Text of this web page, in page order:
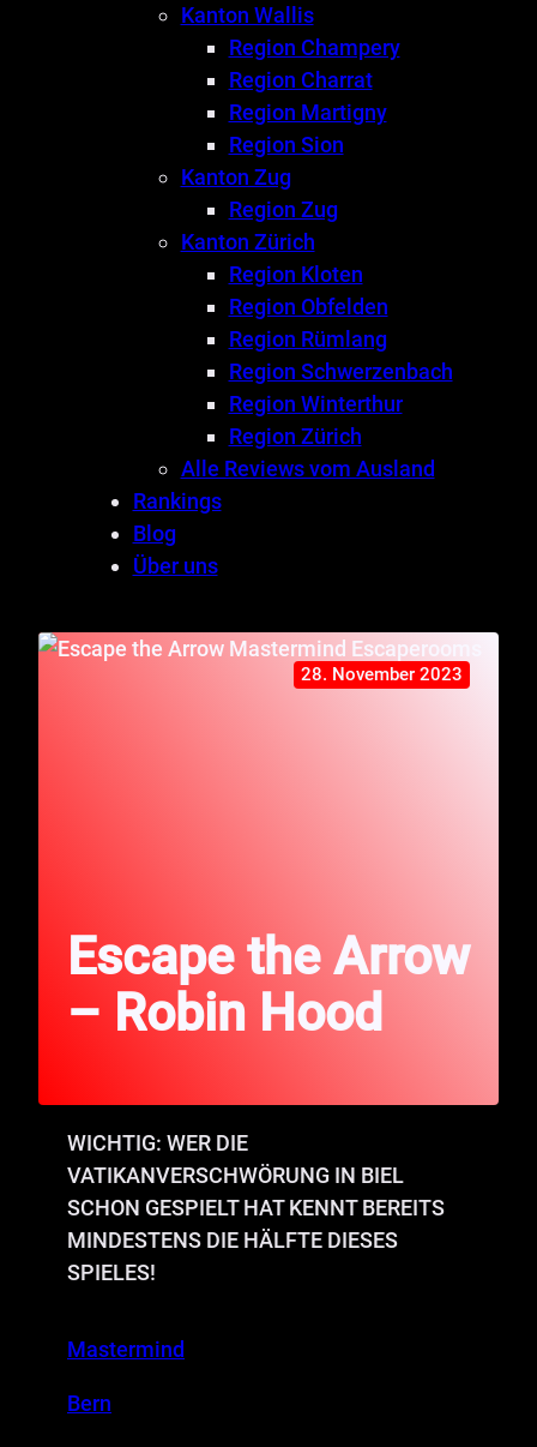
Kanton Wallis
Region Champery
Region Charrat
Region Martigny
Region Sion
Kanton Zug
Region Zug
Kanton Zürich
Region Kloten
Region Obfelden
Region Rümlang
Region Schwerzenbach
Region Winterthur
Region Zürich
Alle Reviews vom Ausland
Rankings
Blog
Über uns
28. November 2023
Escape the Arrow
– Robin Hood
WICHTIG: WER DIE
VATIKANVERSCHWÖRUNG IN BIEL
SCHON GESPIELT HAT KENNT BEREITS
MINDESTENS DIE HÄLFTE DIESES
SPIELES!
Mastermind
Bern